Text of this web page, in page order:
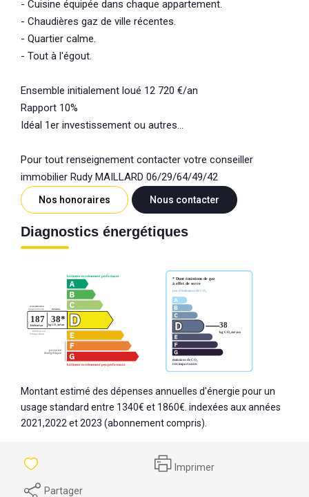
- Cuisine équipée dans chaque appartement.
- Chaudières gaz de ville récentes.
- Quartier calme.
- Tout à l'égout.
Ensemble initialement loué 12 720 €/an
Rapport 10%
Idéal 1er investissement ou autres...
Pour tout renseignement contacter votre conseiller
immobilier Rudy MAILLARD 06/29/64/49/42
Nos honoraires Nous contacter
Diagnostics énergétiques
Montant estimé des dépenses annuelles d'énergie pour un
usage standard entre 1340€ et 1860€. indexées aux années
2021,2022 et 2023 (abonnement compris).
Imprimer
Partager